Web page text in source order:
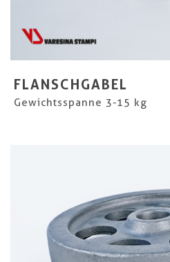
FLANSCHGABEL
Gewichtsspanne 3-15 kg